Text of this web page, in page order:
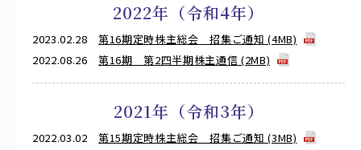
2022年（令和4年）
2023.02.28第16期定時株主総会 招集ご通知 (4MB)
2022.08.26第16期 第2四半期株主通信 (2MB)
2021年（令和3年）
2022.03.02第15期定時株主総会 招集ご通知 (3MB)